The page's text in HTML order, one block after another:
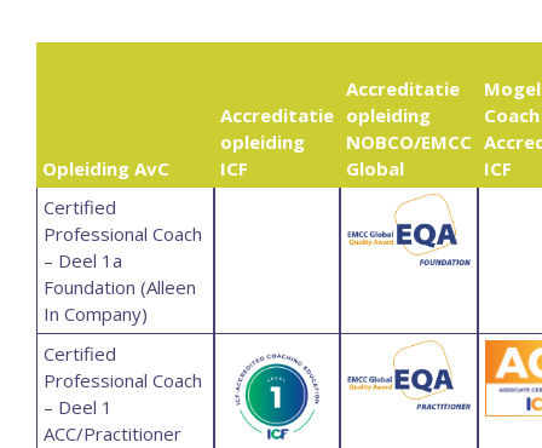
Opleiding AvC
Accreditatie
opleiding
ICF
Accreditatie
opleiding
NOBCO/EMCC
Global
Coach
ICF
Certified
Professional Coach
– Deel 1a
Foundation (Alleen
In Company)
Certified
Professional Coach
– Deel 1
ACC/Practitioner